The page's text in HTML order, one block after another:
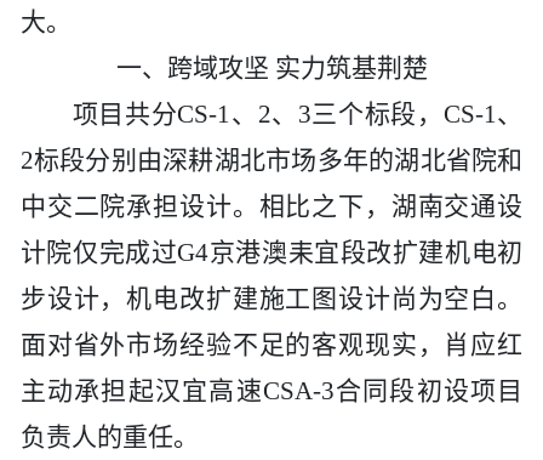
大。
一、 跨域攻坚 实力筑基荆楚
项目共分CS-1、2、3三个标段，CS-1、
2标段分别由深耕湖北市场多年的湖北省院和
中交二院承担设计。相比之下， 湖南交通设
计院仅完成过G4京港澳耒宜段改扩建机电初
步设计，机电改扩建施工图设计尚为空白。
面对省外市场经验不足的客观现实，肖应红
主动承担起汉宜高速CSA-3合同段初设项目
负责人的重任。